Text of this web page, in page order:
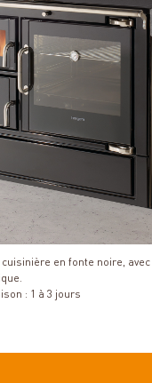
Détails
cuisinière en fonte noire,
: 1 à 3 jours